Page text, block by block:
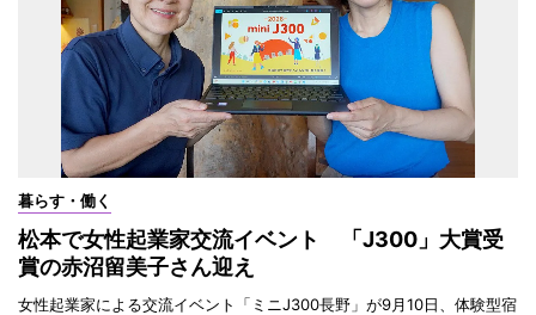
暮らす・働く
松本で女性起業家交流イベント 「J300」大賞受
賞の赤沼留美子さん迎え
女性起業家による交流イベント「ミニJ300長野」が9月10日、体験型宿